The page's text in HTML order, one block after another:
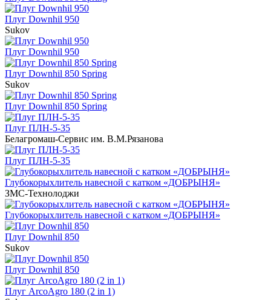
Плуг Downhil 950
Sukov
Плуг Downhil 950
Плуг Downhil 850 Spring
Sukov
Плуг Downhil 850 Spring
Плуг ПЛН-5-35
Белагромаш-Сервис им. В.М.Рязанова
Плуг ПЛН-5-35
Глубокорыхлитель навесной с катком «ДОБРЫНЯ»
ЗМС-Технолоджи
Глубокорыхлитель навесной с катком «ДОБРЫНЯ»
Плуг Downhil 850
Sukov
Плуг Downhil 850
Плуг ArcoAgro 180 (2 in 1)